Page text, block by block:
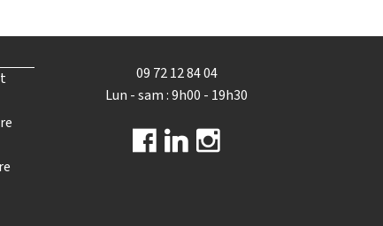
09 72 12 84 04
Lun - sam : 9h00 - 19h30